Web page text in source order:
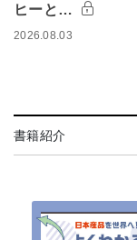
ヒーと…
2026.08.03
書籍紹介